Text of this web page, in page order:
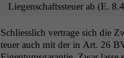
Liegen­schaftss­teuer ab (E.
Schliesslich ver­trage sich die
teuer auch mit der in Art. 26